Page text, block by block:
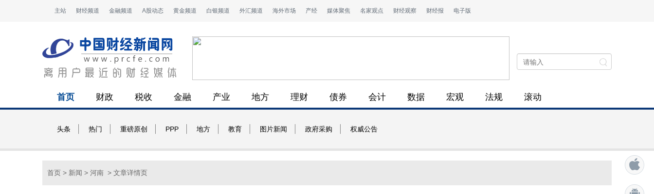
主站 财经频道 金融频道 A股动态 黄金频道 白银频道 外汇频道 海外市场 产经 媒体聚焦 名家观点 财经观察 财经报 电子版
首页 财政 税收 金融 产业 地方 理财 债券 会计 数据 宏观 法规 滚动
头条 热门 重磅原创 PPP 地方 教育 图片新闻 政府采购 权威公告
首页 > 新闻 > 河南 > 文章详情页